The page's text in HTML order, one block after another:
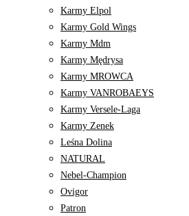
Karmy Elpol
Karmy Gold Wings
Karmy Mdm
Karmy Mędrysa
Karmy MROWCA
Karmy VANROBAEYS
Karmy Versele-Laga
Karmy Zenek
Leśna Dolina
NATURAL
Nebel-Champion
Ovigor
Patron